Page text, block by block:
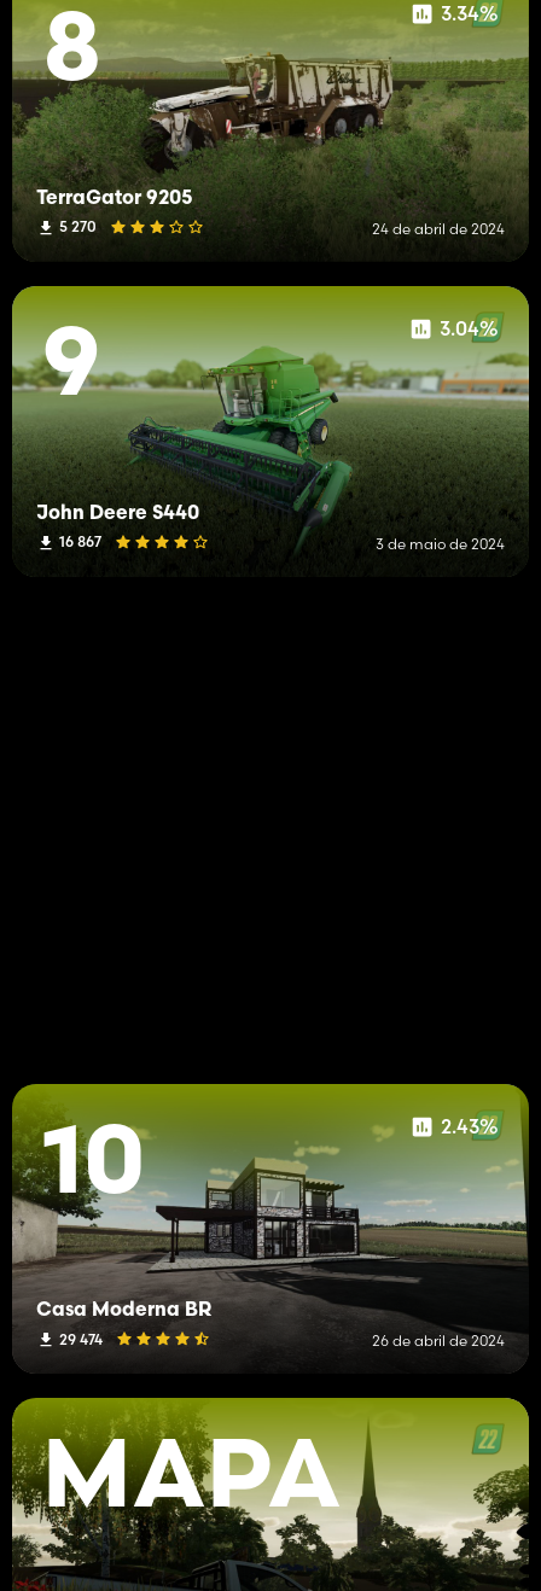
8 3.34%
TerraGator 9205
5 270 24 de abril de 2024
9 3.04%
John Deere S440
16 867 3 de maio de 2024
10 2.43%
Casa Moderna BR
29 474 26 de abril de 2024
MAPA